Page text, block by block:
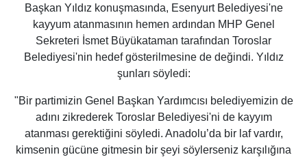
Başkan Yıldız konuşmasında, Esenyurt Belediyesi'ne
kayyum atanmasının hemen ardından MHP Genel
Sekreteri İsmet Büyükataman tarafından Toroslar
Belediyesi'nin hedef gösterilmesine de değindi. Yıldız
şunları söyledi:
"Bir partimizin Genel Başkan Yardımcısı belediyemizin de
adını zikrederek Toroslar Belediyesi'ni de kayyım
atanması gerektiğini söyledi. Anadolu’da bir laf vardır,
kimsenin gücüne gitmesin bir şeyi söylerseniz karşılığına